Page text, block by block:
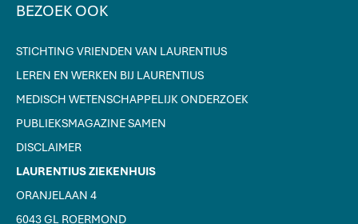
BEZOEK OOK
STICHTING VRIENDEN VAN LAURENTIUS
LEREN EN WERKEN BIJ LAURENTIUS
MEDISCH WETENSCHAPPELIJK ONDERZOEK
PUBLIEKSMAGAZINE SAMEN
DISCLAIMER
LAURENTIUS ZIEKENHUIS
ORANJELAAN 4
6043 GL ROERMOND